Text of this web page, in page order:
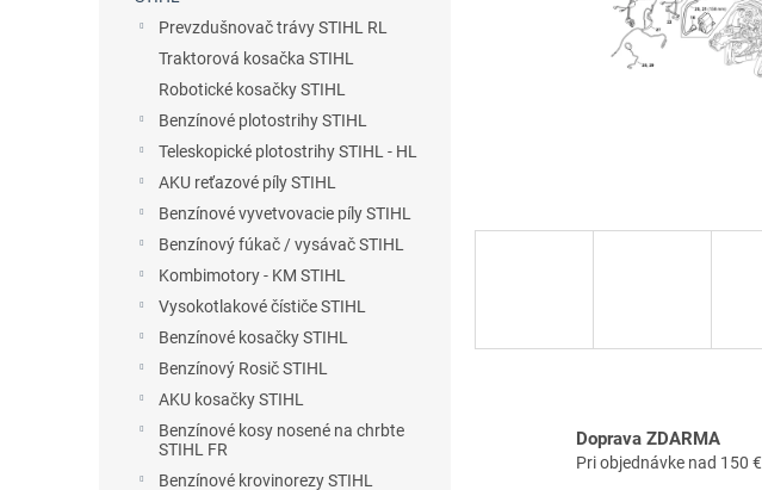
Prevzdušnovač trávy STIHL RL
Traktorová kosačka STIHL
Robotické kosačky STIHL
Benzínové plotostrihy STIHL
Teleskopické plotostrihy STIHL - HL
AKU reťazové píly STIHL
Benzínové vyvetvovacie píly STIHL
Benzínový fúkač / vysávač STIHL
Kombimotory - KM STIHL
Vysokotlakové čístiče STIHL
Benzínové kosačky STIHL
Benzínový Rosič STIHL
AKU kosačky STIHL
Benzínové kosy nosené na chrbte
STIHL FR
Benzínové krovinorezy STIHL
Doprava ZDARMA
Pri objednávke nad 150 €